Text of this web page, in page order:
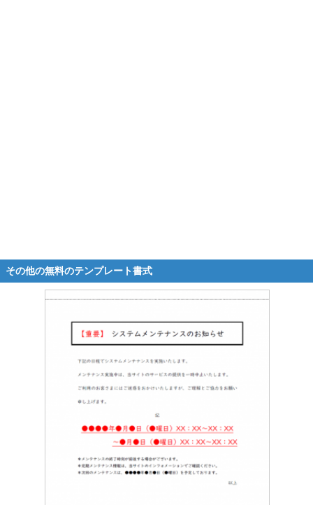
その他の無料のテンプレート書式